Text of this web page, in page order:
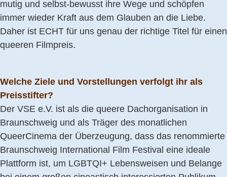
mutig und selbst-bewusst ihre Wege und schöpfen
immer wieder Kraft aus dem Glauben an die Liebe.
Daher ist ECHT für uns genau der richtige Titel für einen
queeren Filmpreis.
Welche Ziele und Vorstellungen verfolgt ihr als
Preisstifter?
Der VSE e.V. ist als die queere Dachorganisation in
Braunschweig und als Träger des monatlichen
QueerCinema der Überzeugung, dass das renommierte
Braunschweig International Film Festival eine ideale
Plattform ist, um LGBTQI+ Lebensweisen und Belange